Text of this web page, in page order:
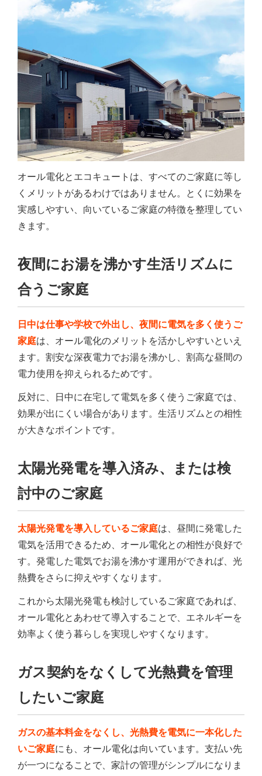
オール電化とエコキュートは、すべてのご家庭に等し
くメリットがあるわけではありません。とくに効果を
実感しやすい、向いているご家庭の特徴を整理してい
きます。
夜間にお湯を沸かす生活リズムに
合うご家庭
日中は仕事や学校で外出し、夜間に電気を多く使うご
家庭は、オール電化のメリットを活かしやすいといえ
ます。割安な深夜電力でお湯を沸かし、割高な昼間の
電力使用を抑えられるためです。
反対に、日中に在宅して電気を多く使うご家庭では、
効果が出にくい場合があります。生活リズムとの相性
が大きなポイントです。
太陽光発電を導入済み、または検
討中のご家庭
太陽光発電を導入しているご家庭は、昼間に発電した
電気を活用できるため、オール電化との相性が良好で
す。発電した電気でお湯を沸かす運用ができれば、光
熱費をさらに抑えやすくなります。
これから太陽光発電も検討しているご家庭であれば、
オール電化とあわせて導入することで、エネルギーを
効率よく使う暮らしを実現しやすくなります。
ガス契約をなくして光熱費を管理
したいご家庭
ガスの基本料金をなくし、光熱費を電気に一本化した
いご家庭にも、オール電化は向いています。支払い先
が一つになることで、家計の管理がシンプルになりま